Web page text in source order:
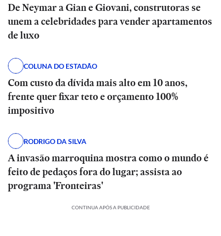
De Neymar a Gian e Giovani, construtoras se
unem a celebridades para vender apartamentos
de luxo
COLUNA DO ESTADÃO
Com custo da dívida mais alto em 10 anos,
frente quer fixar teto e orçamento 100%
impositivo
RODRIGO DA SILVA
A invasão marroquina mostra como o mundo é
feito de pedaços fora do lugar; assista ao
programa 'Fronteiras'
CONTINUA APÓS A PUBLICIDADE